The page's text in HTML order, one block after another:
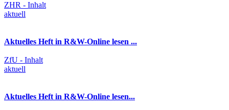
ZHR - Inhalt
aktuell
Aktuelles Heft in R&W-Online lesen ...
ZfU - Inhalt
aktuell
Aktuelles Heft in R&W-Online lesen...